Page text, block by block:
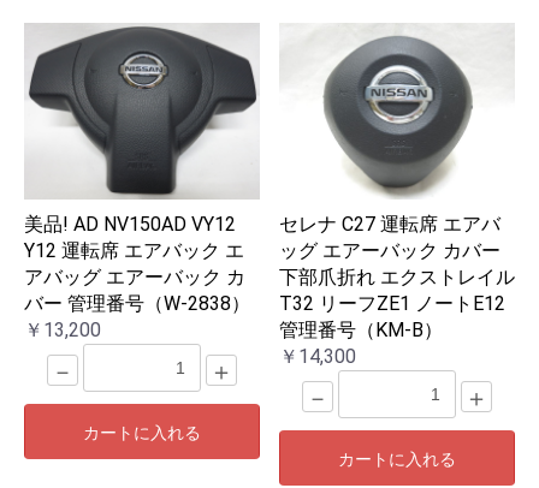
美品! AD NV150AD VY12
Y12 運転席 エアバック エ
アバッグ エアーバック カ
バー 管理番号（W-2838）
￥13,200
－ ＋
カートに入れる
セレナ C27 運転席 エアバ
ッグ エアーバック カバー
下部爪折れ エクストレイル
T32 リーフZE1 ノートE12
管理番号（KM-B）
￥14,300
－ ＋
カートに入れる